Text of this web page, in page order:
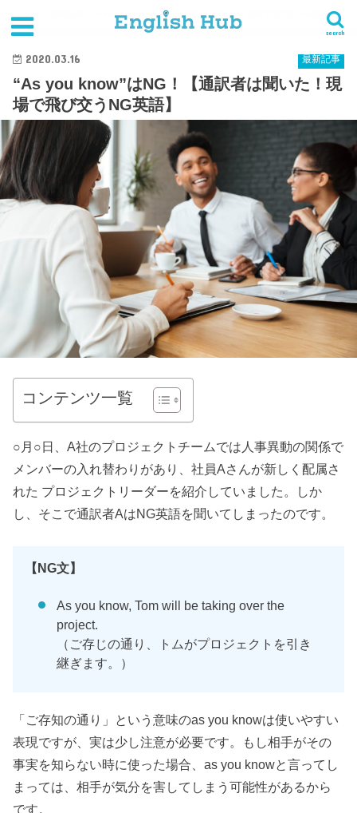
search
"As you know"はNG！【通訳者は聞いた！現場で飛び交うNG英語】
最新記事
2020.03.16
“As you know”はNG！【通訳者は聞いた！現
場で飛び交うNG英語】
コンテンツ一覧
○月○日、A社のプロジェクトチームでは人事異動の関係で
メンバーの入れ替わりがあり、社員Aさんが新しく配属さ
れた プロジェクトリーダーを紹介していました。しか
し、そこで通訳者AはNG英語を聞いてしまったのです。
【NG文】
As you know, Tom will be taking over the
project.
（ご存じの通り、トムがプロジェクトを引き
継ぎます。）
「ご存知の通り」という意味のas you knowは使いやすい
表現ですが、実は少し注意が必要です。もし相手がその
事実を知らない時に使った場合、as you knowと言ってし
まっては、相手が気分を害してしまう可能性があるから
です。